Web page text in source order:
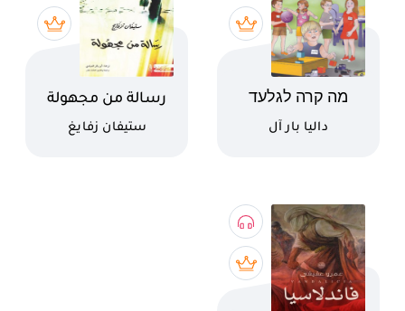
اسم الكتاب
מה קרה לגלעד
كاتب
داليا بار آل
اسم الكتاب
رسالة من مجهولة
كاتب
ستيفان زفايغ